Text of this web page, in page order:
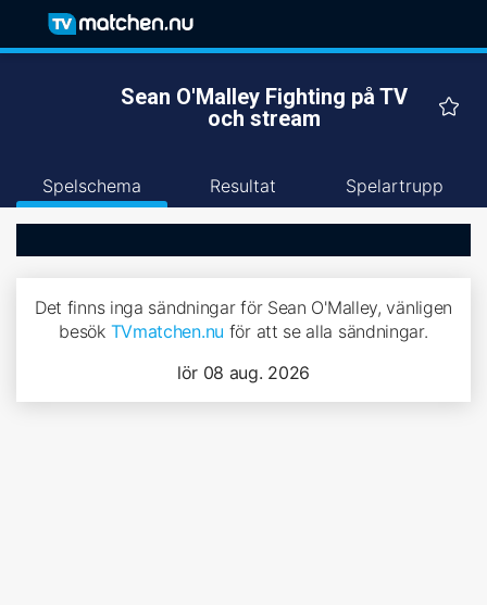
Sean O'Malley Fighting på TV
och stream
Spelschema Resultat Spelartrupp
Det finns inga sändningar för Sean O'Malley, vänligen
besök TVmatchen.nu för att se alla sändningar.
lör 08 aug. 2026